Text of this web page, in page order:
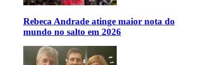
Rebeca Andrade atinge maior nota do
mundo no salto em 2026